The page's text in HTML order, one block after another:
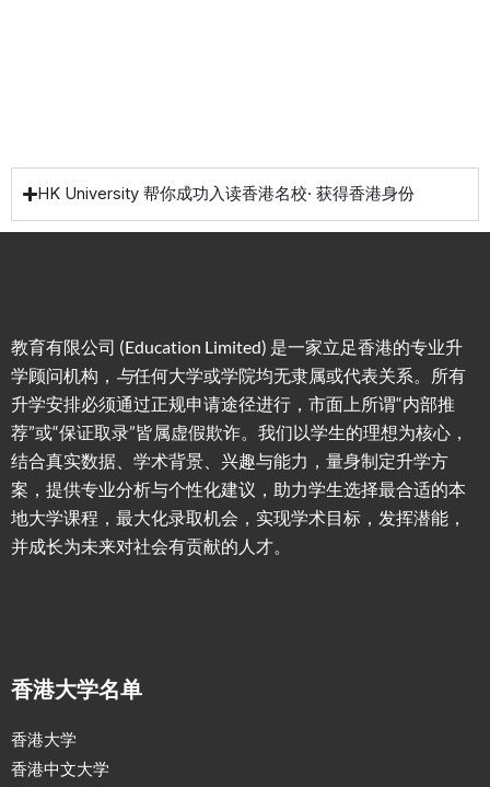
HK University 帮你成功入读香港名校· 获得香港身份
教育有限公司 (Education Limited) 是一家立足香港的专业升
学顾问机构， 与任何大学或学院均无隶属或代表关系。所有
升学安排必须通过正规申请途径进行，市面上所谓“内部推
荐”或“保证取录”皆属虚假欺诈。我们以学生的理想为核心，
结合真实数据、学术背景、兴趣与能力，量身制定升学方
案，提供专业分析与个性化建议，助力学生选择最合适的本
地大学课程，最大化录取机会，实现学术目标，发挥潜能，
并成长为未来对社会有贡献的人才。
香港大学名单
香港大学
香港中文大学